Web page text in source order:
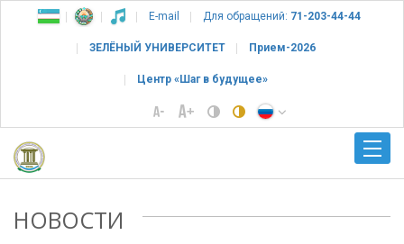
E-mail Для обращений: 71-203-44-44
ЗЕЛЁНЫЙ УНИВЕРСИТЕТ Прием-2026
Центр «Шаг в будущее»
НОВОСТИ